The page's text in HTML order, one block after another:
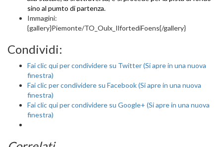
sino al pumto di partenza.
Immagini:
{gallery}Piemonte/TO_Oulx_IlfortediFoens{/gallery}
Condividi:
Fai clic qui per condividere su Twitter (Si apre in una nuova
finestra)
Fai clic per condividere su Facebook (Si apre in una nuova
finestra)
Fai clic qui per condividere su Google+ (Si apre in una nuova
finestra)